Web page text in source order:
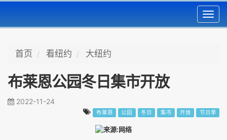
首页 看纽约 大纽约
布莱恩公园冬日集市开放
2022-11-24
布莱恩 公园 冬日 集市 开放 节日季